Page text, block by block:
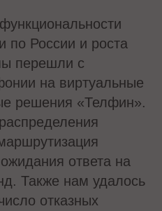
по России и роста
перешли с
на виртуальные
решения «Телфин».
ответа на
Также нам удалось
отказных